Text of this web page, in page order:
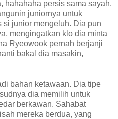
hahahaha persis sama sayah.
juniornya untuk
si junior mengeluh. Dia pun
mengingatkan klo dia minta
Ryeowook pernah berjanji
bakal dia masakin,
bahan ketawaan. Dia tipe
dia memilih untuk
berkawan. Sahabat
mereka berdua, yang